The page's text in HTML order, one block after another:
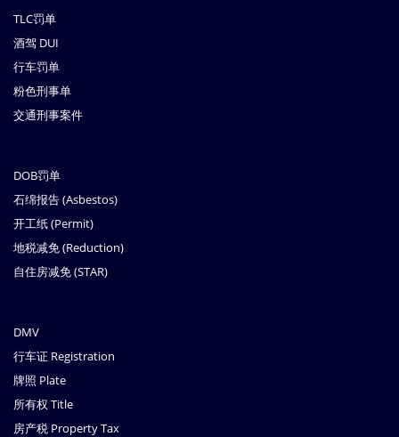
TLC罚单
酒驾 DUI
行车罚单
粉色刑事单
交通刑事案件
DOB罚单
石绵报告 (Asbestos)
开工纸 (Permit)
地税减免 (Reduction)
自住房减免 (STAR)
DMV
行车证 Registration
牌照 Plate
所有权 Title
房产税 Property Tax